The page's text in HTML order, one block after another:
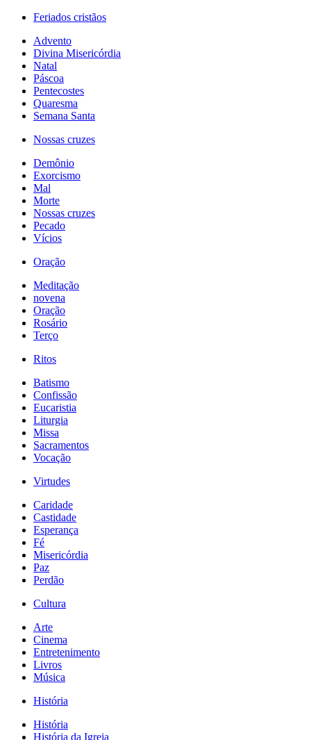
Feriados cristãos
Advento
Divina Misericórdia
Natal
Páscoa
Pentecostes
Quaresma
Semana Santa
Nossas cruzes
Demônio
Exorcismo
Mal
Morte
Nossas cruzes
Pecado
Vícios
Oração
Meditação
novena
Oração
Rosário
Terço
Ritos
Batismo
Confissão
Eucaristia
Liturgia
Missa
Sacramentos
Vocação
Virtudes
Caridade
Castidade
Esperança
Fé
Misericórdia
Paz
Perdão
Cultura
Arte
Cinema
Entretenimento
Livros
Música
História
História
História da Igreja